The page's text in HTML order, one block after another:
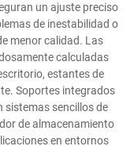
un ajuste preciso
de inestabilidad o
menor calidad. Las
calculadas
estantes de
Soportes integrados
sencillos de
de almacenamiento
en entornos